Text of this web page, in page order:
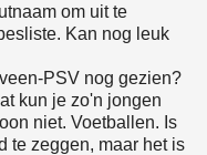
om uit te
Kan nog leuk
PSV nog gezien?
kun je zo'n jongen
niet. Voetballen. Is
te zeggen, maar het is